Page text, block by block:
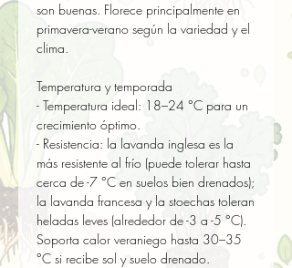
son buenas. Florece principalmente en
primavera-verano según la variedad y el
clima.
Temperatura y temporada
- Temperatura ideal: 18–24 °C para un
crecimiento óptimo.
- Resistencia: la lavanda inglesa es la
más resistente al frío (puede tolerar hasta
cerca de -7 °C en suelos bien drenados);
la lavanda francesa y la stoechas toleran
heladas leves (alrededor de -3 a -5 °C).
Soporta calor veraniego hasta 30–35
°C si recibe sol y suelo drenado.